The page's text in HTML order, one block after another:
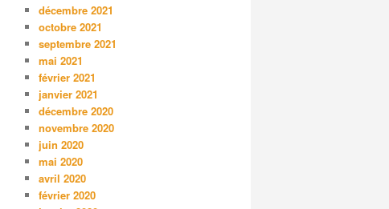
décembre 2021
octobre 2021
septembre 2021
mai 2021
février 2021
janvier 2021
décembre 2020
novembre 2020
juin 2020
mai 2020
avril 2020
février 2020